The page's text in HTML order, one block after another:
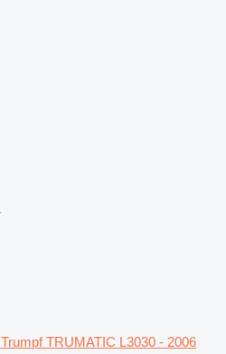
Trumpf TRUMATIC L3030 - 2006